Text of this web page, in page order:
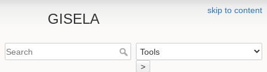
skip to content
GISELA
>